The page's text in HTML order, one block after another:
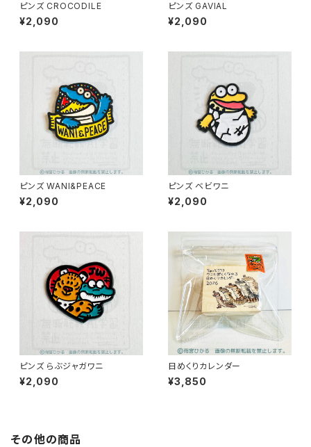
ピンズ CROCODILE
¥2,090
ピンズ GAVIAL
¥2,090
ピンズ WANI&PEACE
¥2,090
ピンズ ベビワニ
¥2,090
ピンズ らぶジャガワニ
¥2,090
日めくりカレンダー
¥3,850
その他の商品